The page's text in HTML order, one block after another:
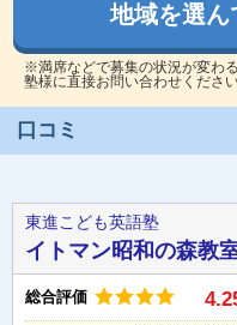
地域を選ん
※満席などで募集の状況が変わ
塾様に直接お問い合わせください
口コミ
東進こども英語塾
イトマン昭和の森教
総合評価